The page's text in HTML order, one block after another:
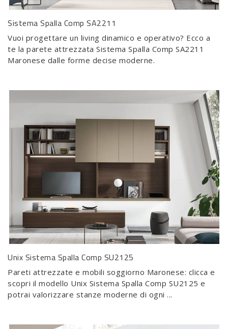
Sistema Spalla Comp SA2211
Vuoi progettare un living dinamico e operativo? Ecco a
te la parete attrezzata Sistema Spalla Comp SA2211
Maronese dalle forme decise moderne.
Unix Sistema Spalla Comp SU2125
Pareti attrezzate e mobili soggiorno Maronese: clicca e
scopri il modello Unix Sistema Spalla Comp SU2125 e
potrai valorizzare stanze moderne di ogni ...